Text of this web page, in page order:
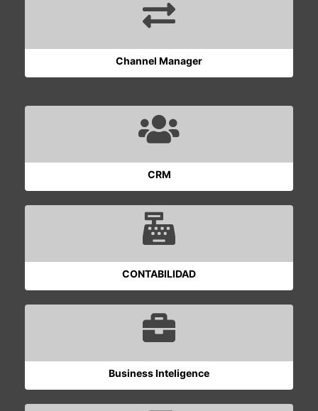
Channel Manager
CRM
CONTABILIDAD
Business Inteligence